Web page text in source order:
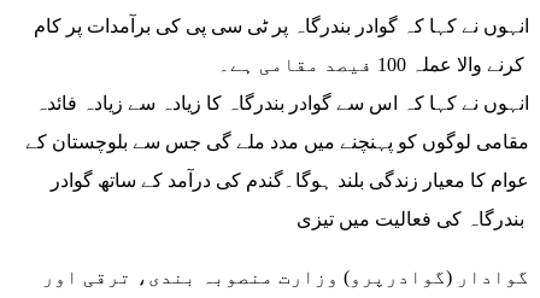
انہوں نے کہا کہ گوادر بندرگاہ پر ٹی سی پی کی برآمدات پر کام
انہوں نے کہا کہ اس سے گوادر بندرگاہ کا زیادہ سے زیادہ فائدہ
مقامی لوگوں کو پہنچنے میں مدد ملے گی جس سے بلوچستان کے
عوام کا معیار زندگی بلند ہوگا۔گندم کی درآمد کے ساتھ گوادر
گوادار (گوادرپرو) وزارت منصوبہ بندی، ترقی اور